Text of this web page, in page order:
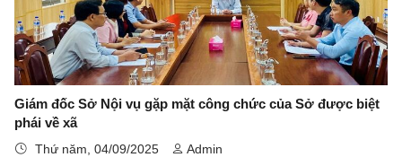
Giám đốc Sở Nội vụ gặp mặt công chức của Sở được biệt
phái về xã
Thứ năm, 04/09/2025
Admin